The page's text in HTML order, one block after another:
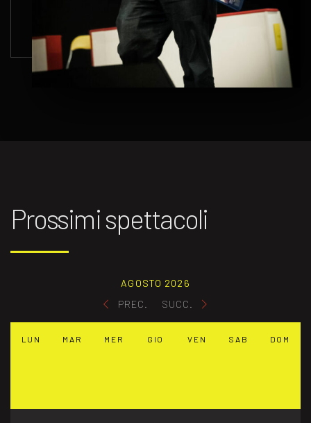
Prossimi spettacoli
PREC.
AGOSTO 2026
SUCC.
LUN MAR MER GIO VEN SAB DOM